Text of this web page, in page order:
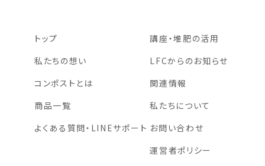
トップ
私たちの想い
コンポストとは
商品一覧
よくある質問・LINEサポート
講座・堆肥の活用
LFCからのお知らせ
関連情報
私たちについて
お問い合わせ
運営者ポリシー